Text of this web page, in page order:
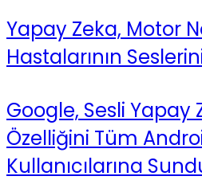
Yapay Zeka, Motor
Hastalarının
Google, Sesli Yapay
Özelliğini Tüm
Kullanıcılarına